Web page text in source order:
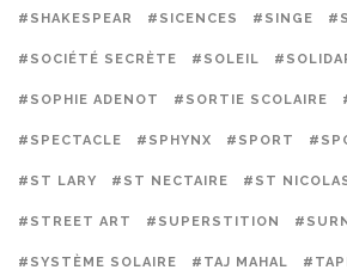
#SHAKESPEAR #SICENCES #SINGE
#SOCIÉTÉ SECRÈTE #SOLEIL
#SOPHIE ADENOT #SORTIE SCOLAIRE
#SPECTACLE #SPHYNX #SPORT
#ST LARY #ST NECTAIRE #ST
#STREET ART #SUPERSTITION
#SYSTÈME SOLAIRE #TAJ MAHAL